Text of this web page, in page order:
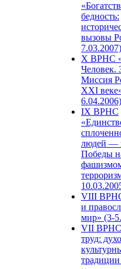
бедность:
вызовы
7.03.2007)
X ВРНС
Человек.
Миссия
XXI
6.04.2006)
IX ВРНС
людей —
Победы
VIII
и
мир» (3-
VII ВРНС
труд: